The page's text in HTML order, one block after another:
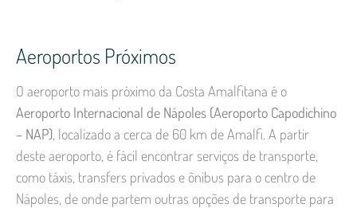
Aeroportos Próximos
O aeroporto mais próximo da Costa Amalfitana é o
Aeroporto Internacional de Nápoles (Aeroporto Capodichino
– NAP), localizado a cerca de 60 km de Amalfi. A partir
deste aeroporto, é fácil encontrar serviços de transporte,
como táxis, transfers privados e ônibus para o centro de
Nápoles, de onde partem outras opções de transporte para